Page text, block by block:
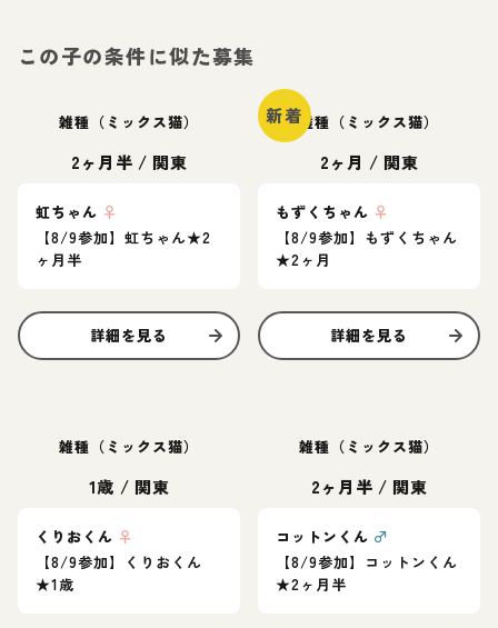
この子の条件に似た募集
雑種（ミックス猫）
2ヶ月半 / 関東
虹ちゃん ♀
【8/9参加】虹ちゃん★2
ヶ月半
詳細を見る
新着雑種（ミックス猫）
2ヶ月 / 関東
もずくちゃん ♀
【8/9参加】もずくちゃん
★2ヶ月
詳細を見る
雑種（ミックス猫）
1歳 / 関東
くりおくん ♀
【8/9参加】くりおくん
★1歳
雑種（ミックス猫）
2ヶ月半 / 関東
コットンくん ♂
【8/9参加】コットンくん
★2ヶ月半